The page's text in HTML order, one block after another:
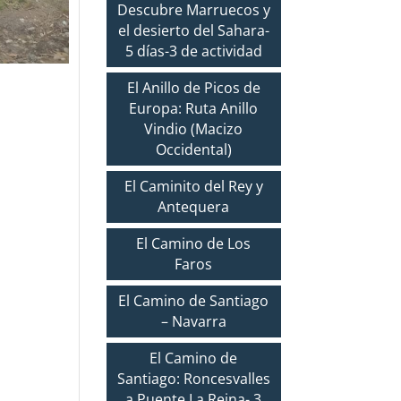
Descubre Marruecos y
el desierto del Sahara-
5 días-3 de actividad
El Anillo de Picos de
Europa: Ruta Anillo
Vindio (Macizo
Occidental)
El Caminito del Rey y
Antequera
El Camino de Los
Faros
El Camino de Santiago
– Navarra
El Camino de
Santiago: Roncesvalles